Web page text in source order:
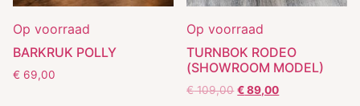
Op voorraad
BARKRUK POLLY
€ 69,00
Op voorraad
TURNBOK RODEO
(SHOWROOM MODEL)
€109,00 €89,00